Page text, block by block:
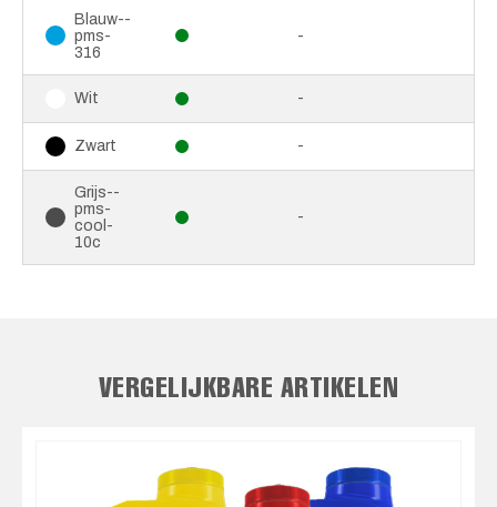
Blauw--
pms-
316
-
Wit -
Zwart -
Grijs--
pms-
cool-
10c
-
VERGELIJKBARE ARTIKELEN